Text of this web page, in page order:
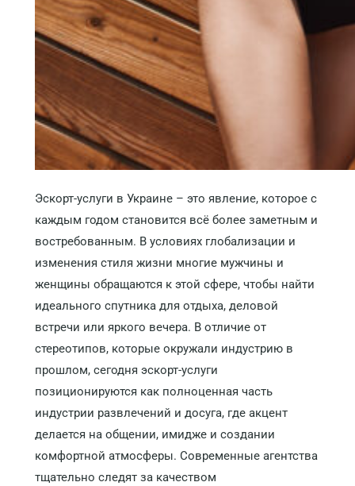
Эскорт-услуги в Украине – это явление, которое с
каждым годом становится всё более заметным и
востребованным. В условиях глобализации и
изменения стиля жизни многие мужчины и
женщины обращаются к этой сфере, чтобы найти
идеального спутника для отдыха, деловой
встречи или яркого вечера. В отличие от
стереотипов, которые окружали индустрию в
прошлом, сегодня эскорт-услуги
позиционируются как полноценная часть
индустрии развлечений и досуга, где акцент
делается на общении, имидже и создании
комфортной атмосферы. Современные агентства
тщательно следят за качеством